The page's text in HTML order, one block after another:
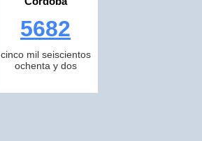
5682
cinco mil seiscientos
ochenta y dos